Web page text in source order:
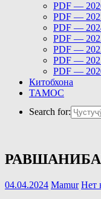
PDF —
PDF —
PDF —
PDF —
PDF —
PDF —
PDF —
Китобхона
ТАМОС
Search for:
04.04.2024 Mamur Нет